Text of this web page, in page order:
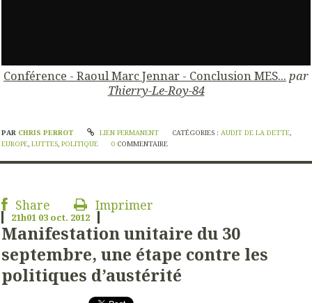
Conférence - Raoul Marc Jennar - Conclusion MES... par
Thierry-Le-Roy-84
PAR CHRIS PERROT LIEN PERMANENT CATÉGORIES :AUDIT DE LA DETTE,
EUROPE, LUTTES, POLITIQUE 0 COMMENTAIRE
Share Imprimer
21h01 03 oct. 2012
Manifestation unitaire du 30
septembre, une étape contre les
politiques d’austérité